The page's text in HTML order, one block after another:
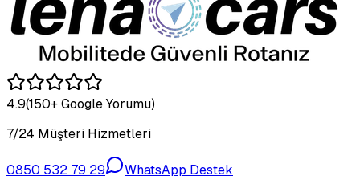
4.9(150+ Google Yorumu)
7/24 Müşteri Hizmetleri
0850 532 79 29
WhatsApp Destek